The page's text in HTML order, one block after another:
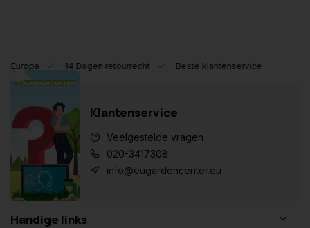
Europa 14 Dagen retourrecht Beste klantenservice
Klantenservice
Veelgestelde vragen
020-3417308
info@eugardencenter.eu
Handige links